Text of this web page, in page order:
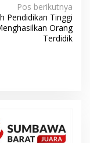
Pos berikutnya
Pendidikan Tinggi
Orang
Terdidik